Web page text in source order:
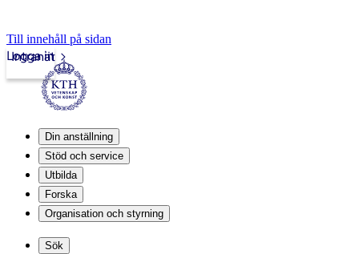
Till innehåll på sidan
Intranät
Logga in
Din anställning
Stöd och service
Utbilda
Forska
Organisation och styrning
Sök